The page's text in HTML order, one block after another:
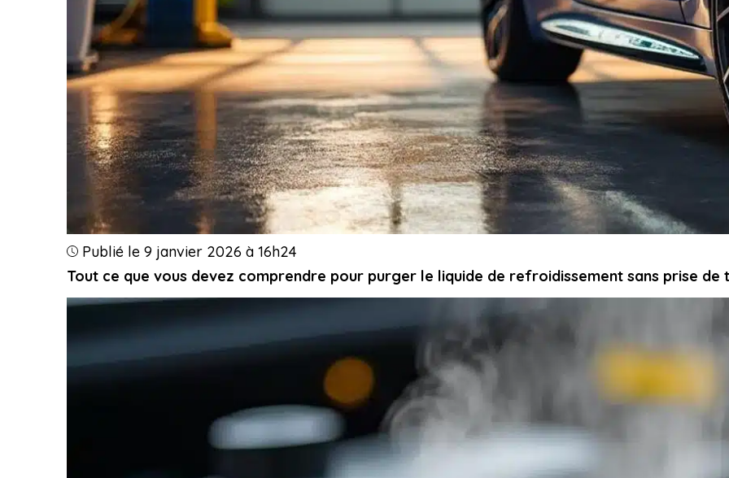
Tout ce que vous devez comprendre pour purger le liquide de refroidissement sans prise de
Publié le 9 janvier 2026 à 16h24